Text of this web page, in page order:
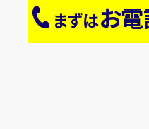
まずはお